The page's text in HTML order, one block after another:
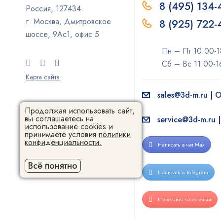
Россия, 127434
г. Москва, Дмитровское
шоссе, 9Ас1, офис 5
Карта сайта
8 (495) 134-
8 (925)
Пн – Пт 10:00-
Сб – Вс 11:00-
sales@3d-m.ru |
service@3d-m.ru
Написать в чат Max
Написать в Telegram
Позвонить на сотовый
Продолжая использовать сайт,
вы соглашаетесь на
использование cookies и
принимаете условияполитики
конфиденциальности.
Всё понятно